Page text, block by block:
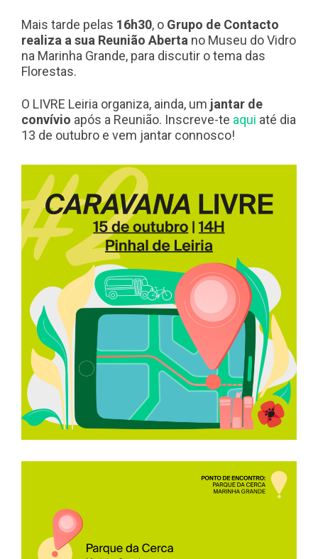
Mais tarde pelas 16h30, o Grupo de Contacto
realiza a sua Reunião Aberta no Museu do Vidro
na Marinha Grande, para discutir o tema das
Florestas.
O LIVRE Leiria organiza, ainda, um jantar de
convívio após a Reunião. Inscreve-te aqui até dia
13 de outubro e vem jantar connosco!